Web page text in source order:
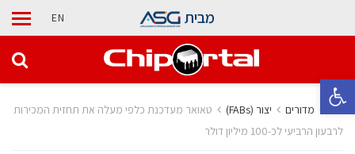
פתח סרגל נגישות
מבית EN
בית מדורים ‫יצור (‪(FABs‬‬
טאואר מעדכנת כלפי מעלה את תחזית המכירות
לרבעון הרביעי לכ-100 מיליון דולר